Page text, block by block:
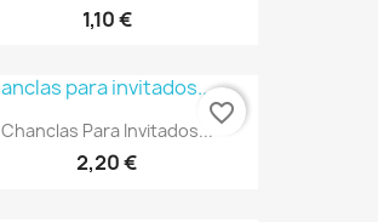
1,10 €
Chanclas Para Invitados...
2,20 €
favorite_border